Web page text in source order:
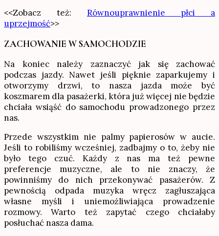
<<Zobacz też: Równouprawnienie płci a
uprzejmość>>
ZACHOWANIE W SAMOCHODZIE
Na koniec należy zaznaczyć jak się zachować
podczas jazdy. Nawet jeśli pięknie zaparkujemy i
otworzymy drzwi, to nasza jazda może być
koszmarem dla pasażerki, która już więcej nie będzie
chciała wsiąść do samochodu prowadzonego przez
nas.
Przede wszystkim nie palmy papierosów w aucie.
Jeśli to robiliśmy wcześniej, zadbajmy o to, żeby nie
było tego czuć. Każdy z nas ma też pewne
preferencje muzyczne, ale to nie znaczy, że
powinniśmy do nich przekonywać pasażerów. Z
pewnością odpada muzyka wręcz zagłuszająca
własne myśli i uniemożliwiająca prowadzenie
rozmowy. Warto też zapytać czego chciałaby
posłuchać nasza dama.